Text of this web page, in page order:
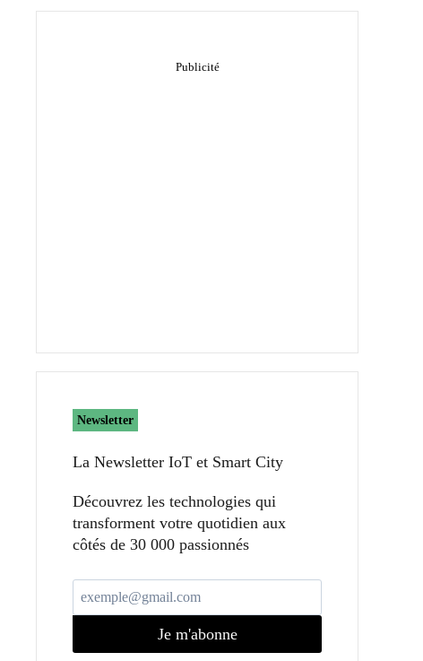
Newsletter
La Newsletter IoT et Smart City​
Découvrez les technologies qui
transforment votre quotidien aux
côtés de 30 000 passionnés
Je m'abonne